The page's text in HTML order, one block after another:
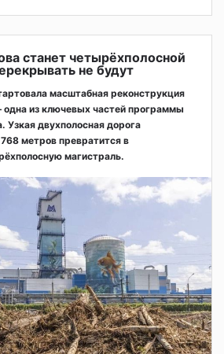
станет четырёхполосной
не будут
масштабная реконструкция
из ключевых частей программы
Узкая двухполосная дорога
метров превратится в
магистраль.